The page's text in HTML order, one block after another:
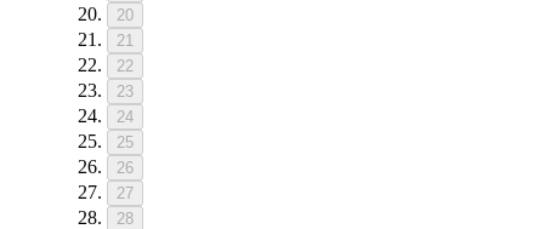
20
21
22
23
24
25
26
27
28